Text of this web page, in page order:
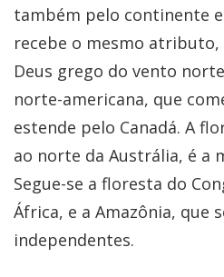
também pelo continente
recebe o mesmo atributo,
Deus grego do vento
norte-americana, que
estende pelo Canadá. A
ao norte da Austrália, é a
Segue-se a floresta do
África, e a Amazônia, que
independentes.